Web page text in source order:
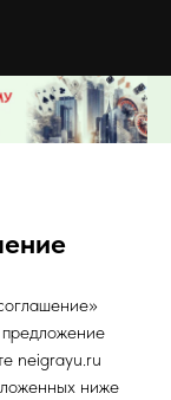
neigrayu.ru
ниже